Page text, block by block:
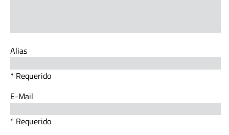
Alias
* Requerido
E-Mail
* Requerido